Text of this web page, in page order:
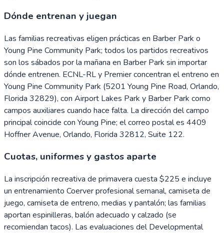
Dónde entrenan y juegan
Las familias recreativas eligen prácticas en Barber Park o
Young Pine Community Park; todos los partidos recreativos
son los sábados por la mañana en Barber Park sin importar
dónde entrenen. ECNL-RL y Premier concentran el entreno en
Young Pine Community Park (5201 Young Pine Road, Orlando,
Florida 32829), con Airport Lakes Park y Barber Park como
campos auxiliares cuando hace falta. La dirección del campo
principal coincide con Young Pine; el correo postal es 4409
Hoffner Avenue, Orlando, Florida 32812, Suite 122.
Cuotas, uniformes y gastos aparte
La inscripción recreativa de primavera cuesta $225 e incluye
un entrenamiento Coerver profesional semanal, camiseta de
juego, camiseta de entreno, medias y pantalón; las familias
aportan espinilleras, balón adecuado y calzado (se
recomiendan tacos). Las evaluaciones del Developmental